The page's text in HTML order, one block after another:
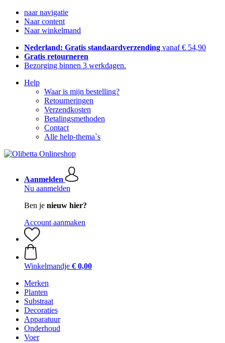
naar navigatie
Naar content
Naar winkelmand
Nederland: Gratis standaardverzending vanaf € 54,90
Gratis retourneren
Bezorging binnen 3 werkdagen.
Help
Waar is mijn bestelling?
Retourneringen
Verzendkosten
Betalingsmethoden
Contact
Alle help-thema`s
Aanmelden
Nu aanmelden
Ben je nieuw hier?
Account aanmaken
Winkelmandje € 0,00
Merken
Planten
Substraat
Decoraties
Apparatuur
Onderhoud
Voer